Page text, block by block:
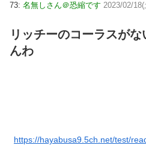
73: 名無しさん＠恐縮です 2023/02/
リッチーのコーラスが
んわ
https://hayabusa9.5ch.net/test/